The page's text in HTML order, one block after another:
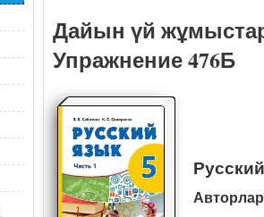
Дайын үй
Упражнение 476Б